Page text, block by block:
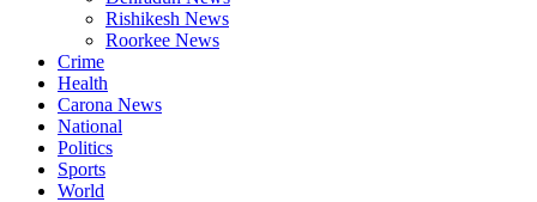
Rishikesh News
Roorkee News
Crime
Health
Carona News
National
Politics
Sports
World